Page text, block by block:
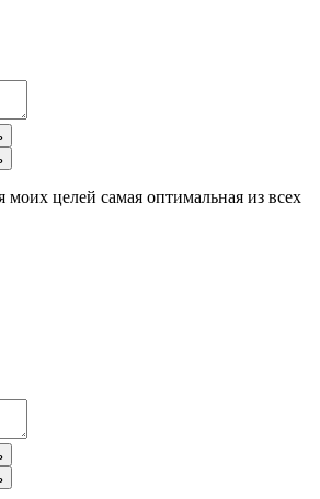
моих целей самая оптимальная из всех